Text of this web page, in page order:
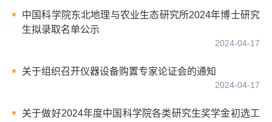
中国科学院东北地理与农业生态研究所2024年博士研究
生拟录取名单公示
2024-04-17
关于组织召开仪器设备购置专家论证会的通知
2024-04-17
关于做好2024年度中国科学院各类研究生奖学金初选工